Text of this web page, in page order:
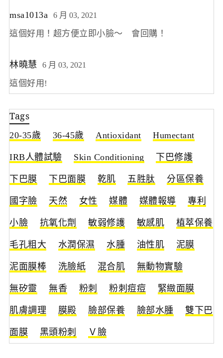
msa1013a 6 月 03, 2021
這個好用！超方便立即小臉～ 會回購！
林曉慧 6 月 03, 2021
這個好用!
Tags
20-35歲 36-45歲 Antioxidant Humectant
IRB人體試驗 Skin Conditioning 下巴修護
下巴膜 下巴面膜 乾肌 五胜肽 分區保養
國字臉 天然 女性 媒體 媒體報導 專利
小臉 抗氧化劑 敏弱修護 敏感肌 植萃保養
毛孔粗大 水潤保濕 水腫 油性肌 泥膜
泥面膜棒 洗臉紙 混合肌 無動物實驗
無矽靈 無香 粉刺 粉刺痘痘 緊緻面膜
肌膚調理 膜殿 臉部保養 臉部水腫 雙下巴
面膜 黑頭粉刺 Ｖ臉